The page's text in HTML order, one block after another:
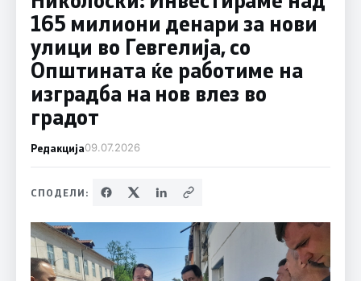
165 милиони денари за нови
улици во Гевгелија, со
Општината ќе работиме на
изградба на нов влез во
градот
Редакција09.07.2026
СПОДЕЛИ: